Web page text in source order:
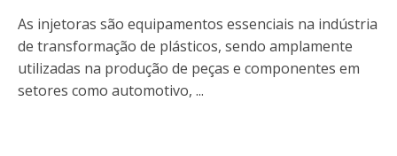
As injetoras são equipamentos essenciais na indústria
de transformação de plásticos, sendo amplamente
utilizadas na produção de peças e componentes em
setores como automotivo, ...